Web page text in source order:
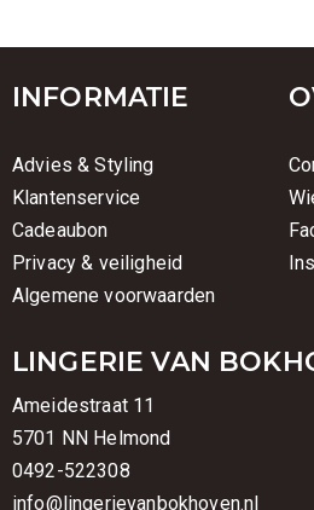
INFORMATIE
Advies & Styling
Klantenservice
Cadeaubon
Privacy & veiligheid
Algemene voorwaarden
LINGERIE VAN
Ameidestraat 11
5701 NN Helmond
0492-522308
info@lingerievanbokhoven.nl